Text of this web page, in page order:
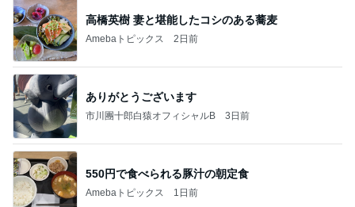
高橋英樹 妻と堪能したコシのある蕎麦
Amebaトピックス 2日前
ありがとうございます
市川團十郎白猿オフィシャルB 3日前
550円で食べられる豚汁の朝定食
Amebaトピックス 1日前